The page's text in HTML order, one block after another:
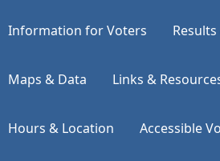
Information for Voters
Maps & Data Links &
Hours & Location Accessible